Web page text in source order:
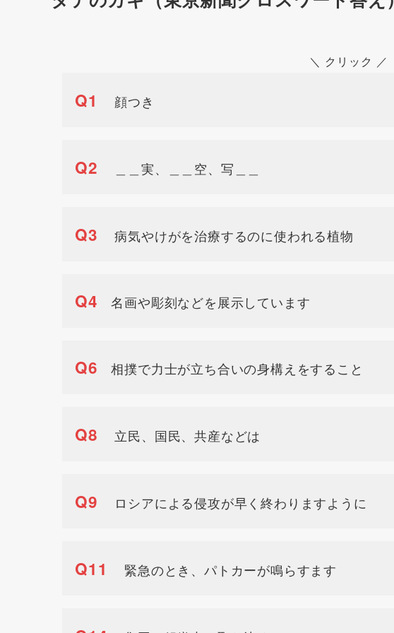
＼ クリック ／
Q1 顔つき
Q2 ＿＿実、＿＿空、写＿＿
Q3 病気やけがを治療するのに使われる植物
Q4 名画や彫刻などを展示しています
Q6 相撲で力士が立ち合いの身構えをすること
Q8 立民、国民、共産などは
Q9 ロシアによる侵攻が早く終わりますように
Q11 緊急のとき、パトカーが鳴らすます